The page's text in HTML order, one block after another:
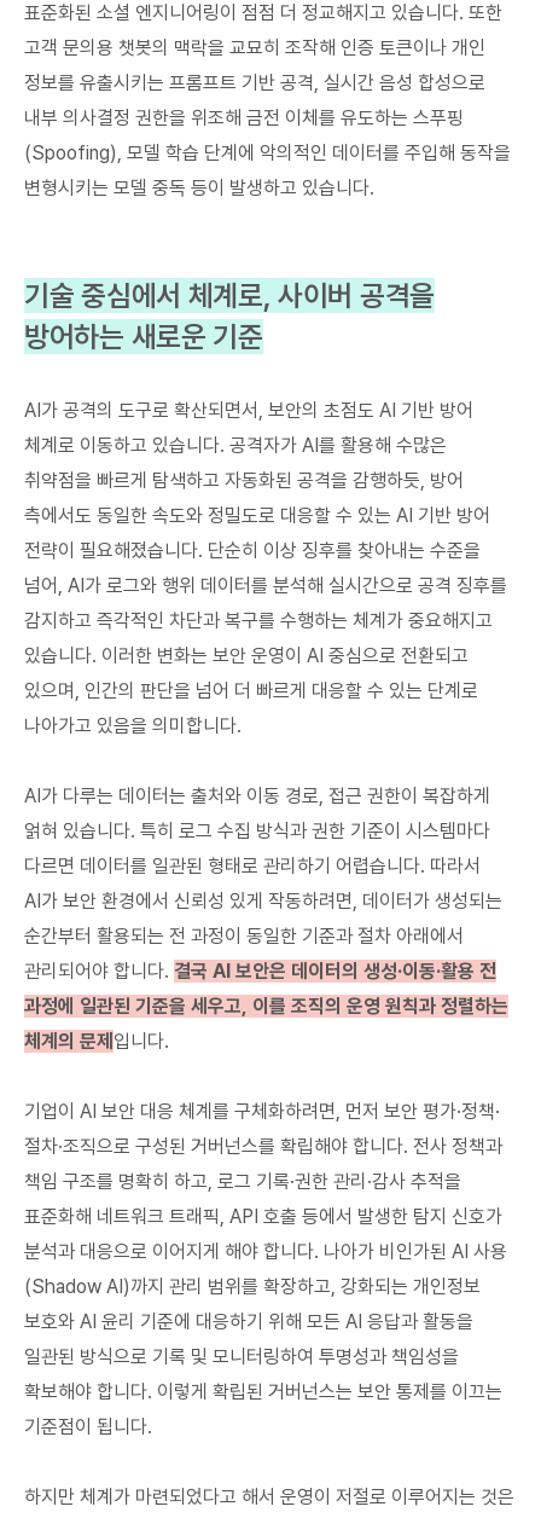
표준화된 소셜 엔지니어링이 점점 더 정교해지고 있습니다. 또한
고객 문의용 챗봇의 맥락을 교묘히 조작해 인증 토큰이나 개인
정보를 유출시키는 프롬프트 기반 공격, 실시간 음성 합성으로
내부 의사결정 권한을 위조해 금전 이체를 유도하는 스푸핑
(Spoofing), 모델 학습 단계에 악의적인 데이터를 주입해 동작을
변형시키는 모델 중독 등이 발생하고 있습니다.
기술 중심에서 체계로, 사이버 공격을
방어하는 새로운 기준
AI가 공격의 도구로 확산되면서, 보안의 초점도 AI 기반 방어
체계로 이동하고 있습니다. 공격자가 AI를 활용해 수많은
취약점을 빠르게 탐색하고 자동화된 공격을 감행하듯, 방어
측에서도 동일한 속도와 정밀도로 대응할 수 있는 AI 기반 방어
전략이 필요해졌습니다. 단순히 이상 징후를 찾아내는 수준을
넘어, AI가 로그와 행위 데이터를 분석해 실시간으로 공격 징후를
감지하고 즉각적인 차단과 복구를 수행하는 체계가 중요해지고
있습니다. 이러한 변화는 보안 운영이 AI 중심으로 전환되고
있으며, 인간의 판단을 넘어 더 빠르게 대응할 수 있는 단계로
나아가고 있음을 의미합니다.
AI가 다루는 데이터는 출처와 이동 경로, 접근 권한이 복잡하게
얽혀 있습니다. 특히 로그 수집 방식과 권한 기준이 시스템마다
다르면 데이터를 일관된 형태로 관리하기 어렵습니다. 따라서
AI가 보안 환경에서 신뢰성 있게 작동하려면, 데이터가 생성되는
순간부터 활용되는 전 과정이 동일한 기준과 절차 아래에서
관리되어야 합니다. 결국 AI 보안은 데이터의 생성·이동·활용 전
과정에 일관된 기준을 세우고, 이를 조직의 운영 원칙과 정렬하는
체계의 문제 입니다.
기업이 AI 보안 대응 체계를 구체화하려면, 먼저 보안 평가·정책·
절차·조직으로 구성된 거버넌스를 확립해야 합니다. 전사 정책과
책임 구조를 명확히 하고, 로그 기록·권한 관리·감사 추적을
표준화해 네트워크 트래픽, API 호출 등에서 발생한 탐지 신호가
분석과 대응으로 이어지게 해야 합니다. 나아가 비인가된 AI 사용
(Shadow AI)까지 관리 범위를 확장하고, 강화되는 개인정보
보호와 AI 윤리 기준에 대응하기 위해 모든 AI 응답과 활동을
일관된 방식으로 기록 및 모니터링하여 투명성과 책임성을
확보해야 합니다. 이렇게 확립된 거버넌스는 보안 통제를 이끄는
기준점이 됩니다.
하지만 체계가 마련되었다고 해서 운영이 저절로 이루어지는 것은